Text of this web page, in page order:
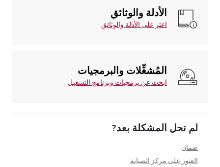
الأدلة والوثائق
اعثر على الأدلة والوثائق
المُشغِّلات والبرمجيات
ابحث عن برمجيات وبرنامج التشغيل
لم تحل المشكلة بعد?
ضمان
العثور على مركز الصيانة